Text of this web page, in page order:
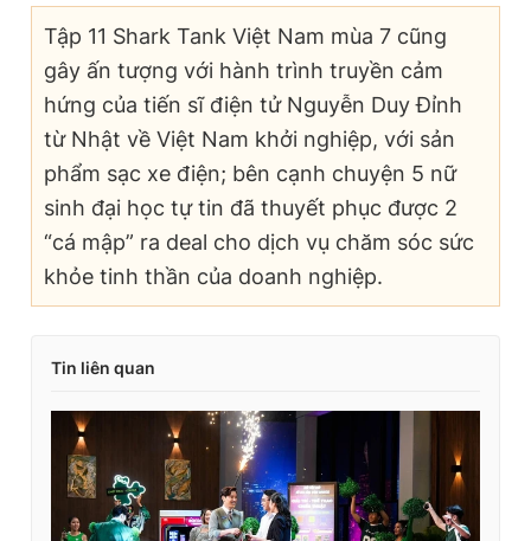
Tập 11 Shark Tank Việt Nam mùa 7 cũng
gây ấn tượng với hành trình truyền cảm
hứng của tiến sĩ điện tử Nguyễn Duy Đỉnh
từ Nhật về Việt Nam khởi nghiệp, với sản
phẩm sạc xe điện; bên cạnh chuyện 5 nữ
sinh đại học tự tin đã thuyết phục được 2
“cá mập” ra deal cho dịch vụ chăm sóc sức
khỏe tinh thần của doanh nghiệp.
Tin liên quan